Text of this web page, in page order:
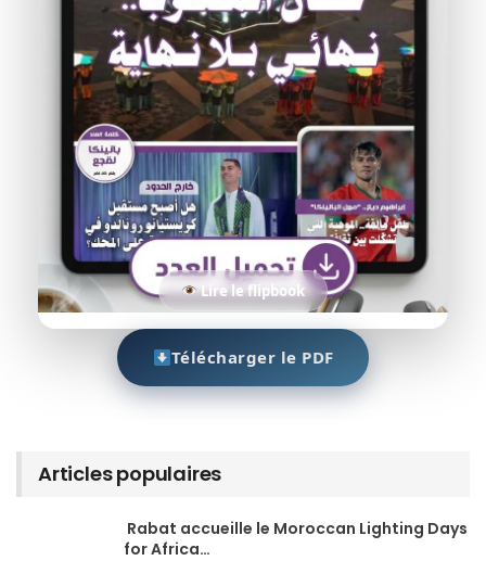
Lire le flipbook
Télécharger le PDF
Articles populaires
Rabat accueille le Moroccan Lighting Days
for Africa…